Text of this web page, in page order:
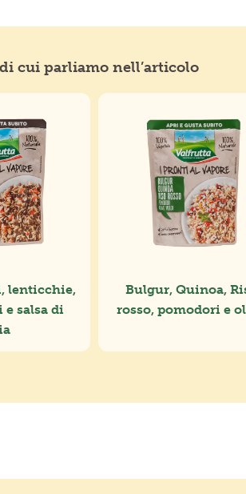
cui parliamo nell’articolo
lenticchie,
salsa di
Bulgur, Quinoa,
rosso, pomodori e